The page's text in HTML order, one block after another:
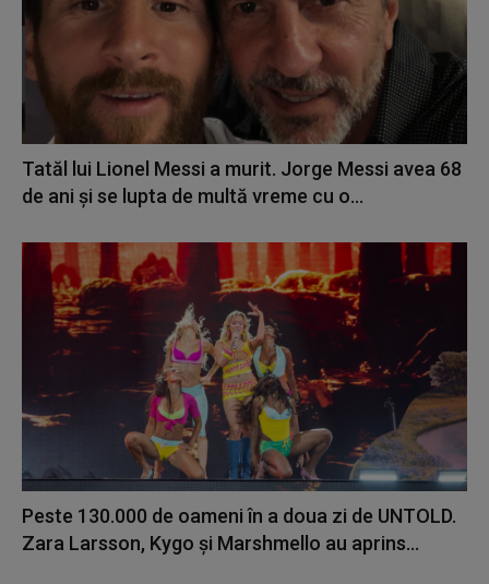
Tatăl lui Lionel Messi a murit. Jorge Messi avea 68
de ani și se lupta de multă vreme cu o...
Peste 130.000 de oameni în a doua zi de UNTOLD.
Zara Larsson, Kygo și Marshmello au aprins...